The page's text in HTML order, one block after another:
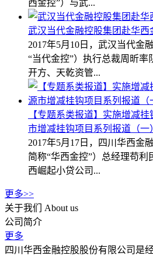
西金控”）与武...
武汉当代金融控股集团赴华西
2017年5月10日，武汉当代金
“当代金控”）执行总裁周昕
开方、天乾资管...
【专题系类报道】实施增减
市增减挂钩项目系列报道（一
2017年5月17日，四川华西金
简称“华西金控”）总经理苟
西崛起小贷公司...
更多>>
关于我们
About us
公司简介
更多
四川华西金融控股股份有限公司是